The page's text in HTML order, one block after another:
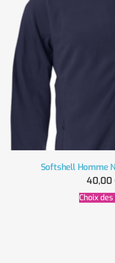
Softshell Homme
40,00
Choix